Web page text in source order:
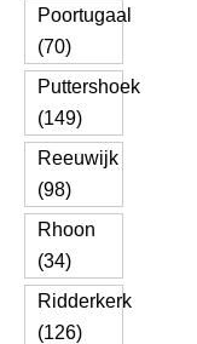
Poortugaal
(70)
Puttershoek
(149)
Reeuwijk
(98)
Rhoon
(34)
Ridderkerk
(126)